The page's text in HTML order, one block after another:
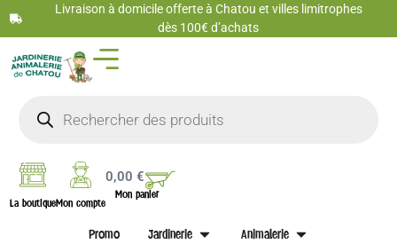
Livraison à domicile offerte à Chatou et villes limitrophes
dès 100€ d’achats
La boutiqueMon compte
0,00€
Mon panier
Promo Jardinerie
Animalerie